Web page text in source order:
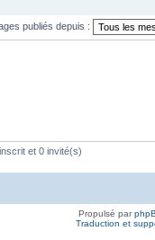
publiés depuis :
et 0 invité(s)
Propulsé par
Traduction et